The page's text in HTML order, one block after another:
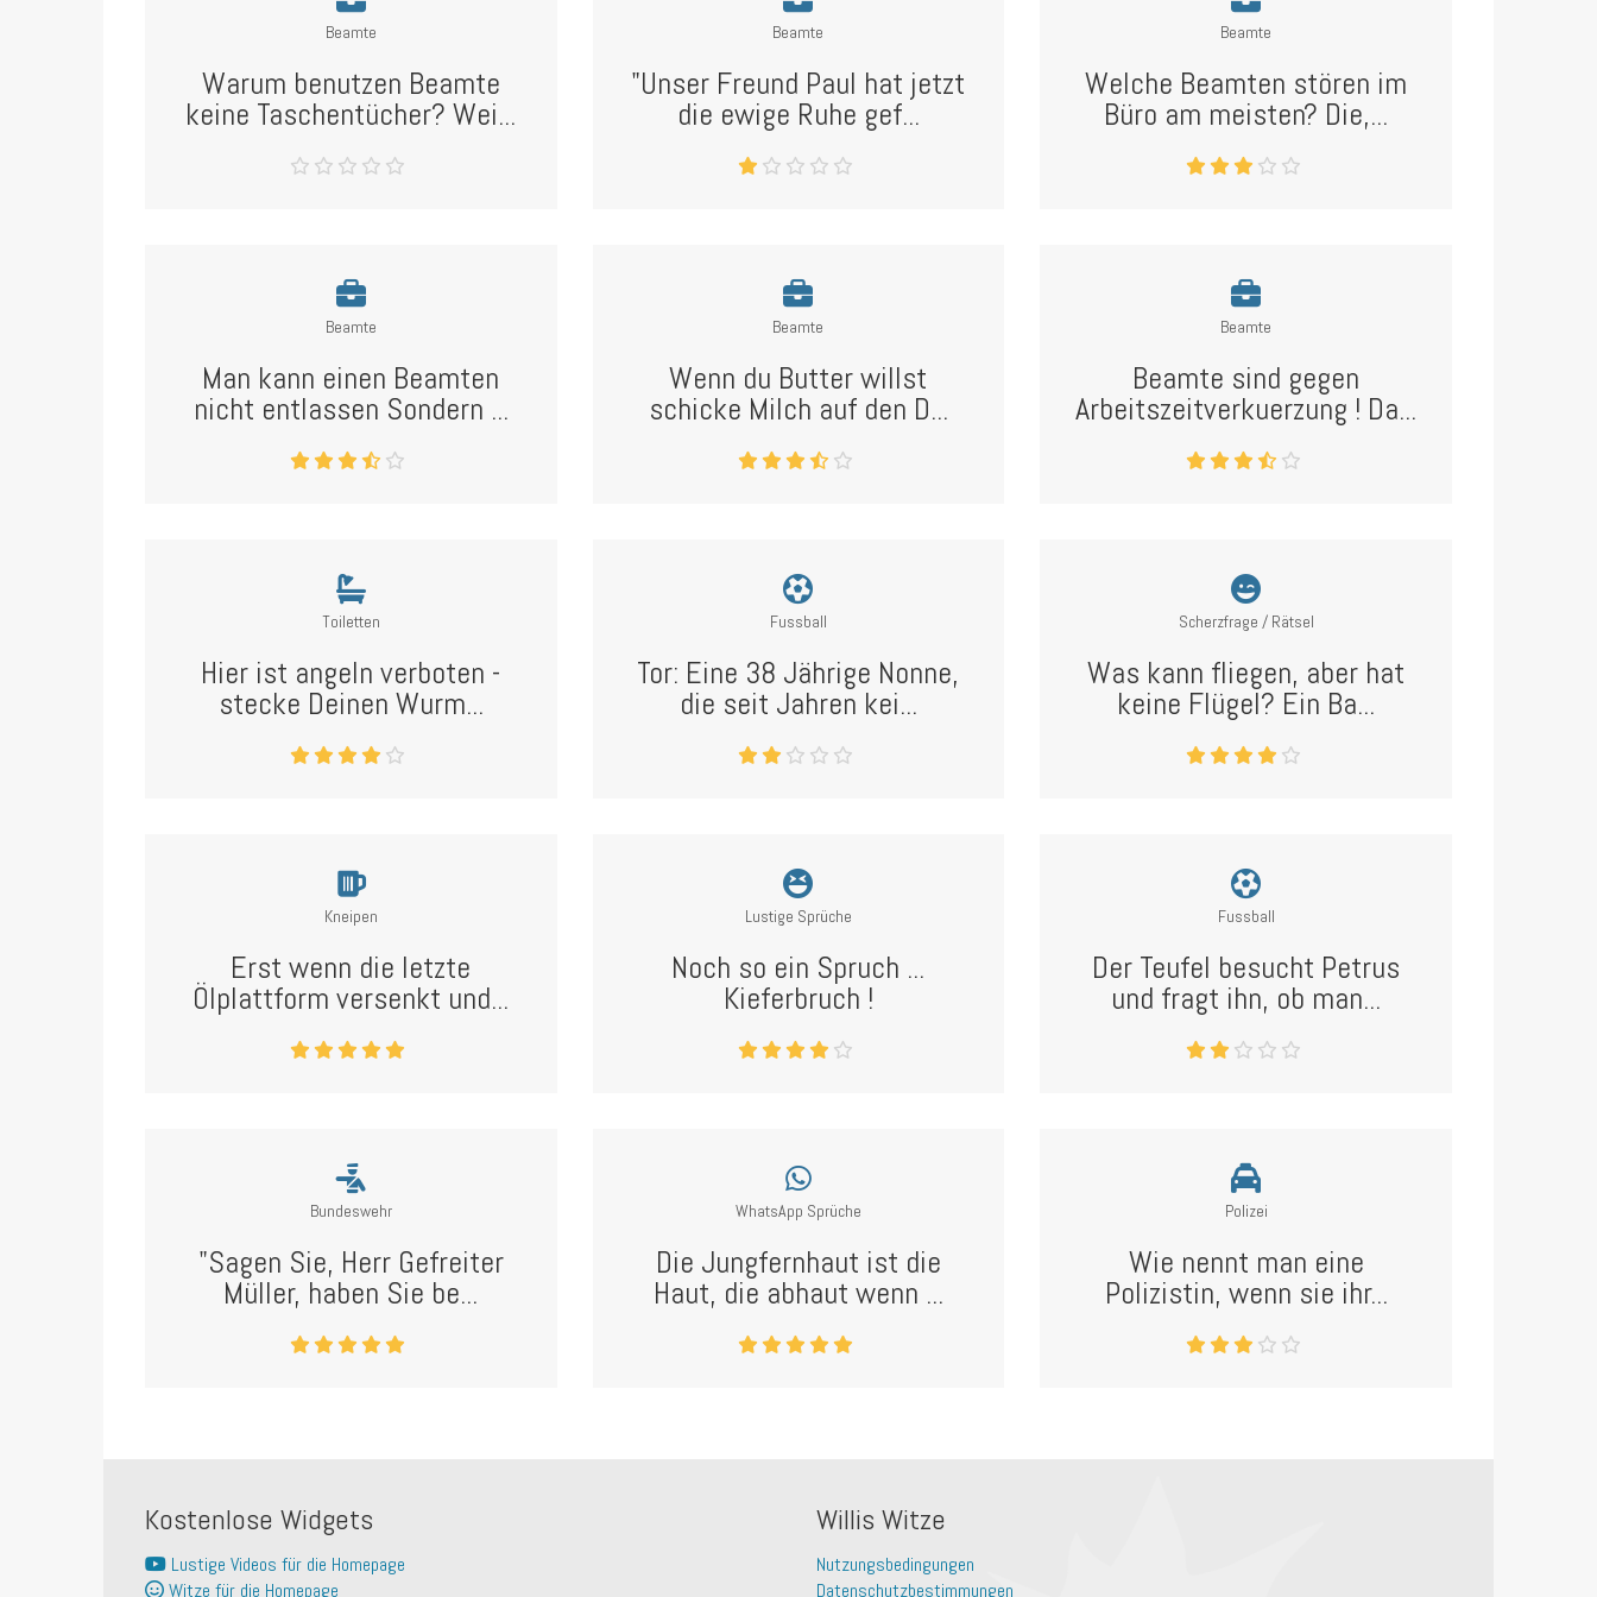
Beamte
Warum benutzen Beamte
keine Taschentücher? Wei...
Beamte
"Unser Freund Paul hat jetzt
die ewige Ruhe gef...
Beamte
Welche Beamten stören im
Büro am meisten? Die,...
Beamte
Man kann einen Beamten
nicht entlassen Sondern ...
Beamte
Wenn du Butter willst
schicke Milch auf den D...
Beamte
Beamte sind gegen
Arbeitszeitverkuerzung ! Da...
Toiletten
Hier ist angeln verboten -
stecke Deinen Wurm...
Fussball
Tor: Eine 38 Jährige Nonne,
die seit Jahren kei...
Scherzfrage / Rätsel
Was kann fliegen, aber hat
keine Flügel? Ein Ba...
Kneipen
Erst wenn die letzte
Ölplattform versenkt und...
Lustige Sprüche
Noch so ein Spruch ...
Kieferbruch !
Fussball
Der Teufel besucht Petrus
und fragt ihn, ob man...
Bundeswehr
"Sagen Sie, Herr Gefreiter
Müller, haben Sie be...
WhatsApp Sprüche
Die Jungfernhaut ist die
Haut, die abhaut wenn ...
Polizei
Wie nennt man eine
Polizistin, wenn sie ihr...
Kostenlose Widgets
Lustige Videos für die Homepage
Witze für die Homepage
Willis Witze
Nutzungsbedingungen
Datenschutzbestimmungen